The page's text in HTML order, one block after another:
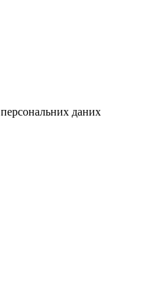
даних